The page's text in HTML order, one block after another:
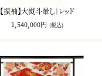
【振袖】大熨斗暈し｜レッド
1,540,000円 (税込)